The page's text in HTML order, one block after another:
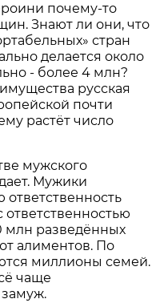
почему-то
Знают ли они, что
стран
делается около
- более 4 млн?
русская
почти
растёт число
мужского
Мужики
млн разведённых
алиментов. По
миллионы семей.
чаще